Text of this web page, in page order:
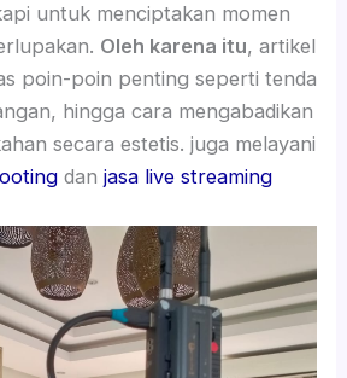
untuk menciptakan momen
Oleh karena itu, artikel
poin-poin penting seperti tenda
hingga cara mengabadikan
secara estetis. juga melayani
dan jasa live streaming